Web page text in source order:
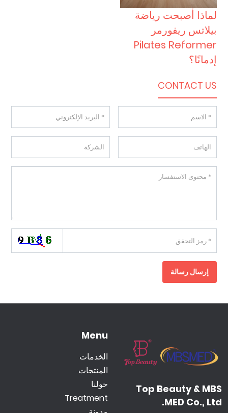
لماذا أصبحت رياضة
بيلاتس ريفورمر
Pilates Reformer
إدمانًا؟
CONTACT US
إرسال رسالة
Top Beauty & MBS
MED Co., Ltd.
Menu
الخدمات
المنتجات
حولنا
Treatment